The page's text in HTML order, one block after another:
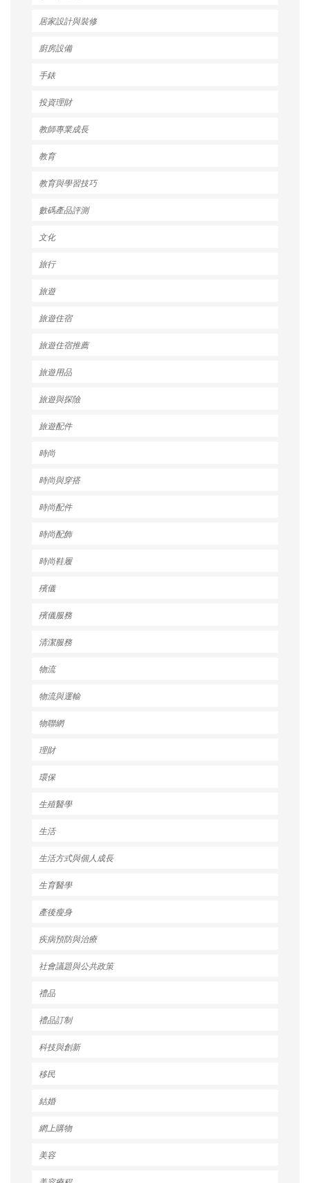
居家設計與裝修
廚房設備
手錶
投資理財
教師專業成長
教育
教育與學習技巧
數碼產品評測
文化
旅行
旅遊
旅遊住宿
旅遊住宿推薦
旅遊用品
旅遊與探險
旅遊配件
時尚
時尚與穿搭
時尚配件
時尚配飾
時尚鞋履
殯儀
殯儀服務
清潔服務
物流
物流與運輸
物聯網
理財
環保
生殖醫學
生活
生活方式與個人成長
生育醫學
產後瘦身
疾病預防與治療
社會議題與公共政策
禮品
禮品訂制
科技與創新
移民
結婚
網上購物
美容